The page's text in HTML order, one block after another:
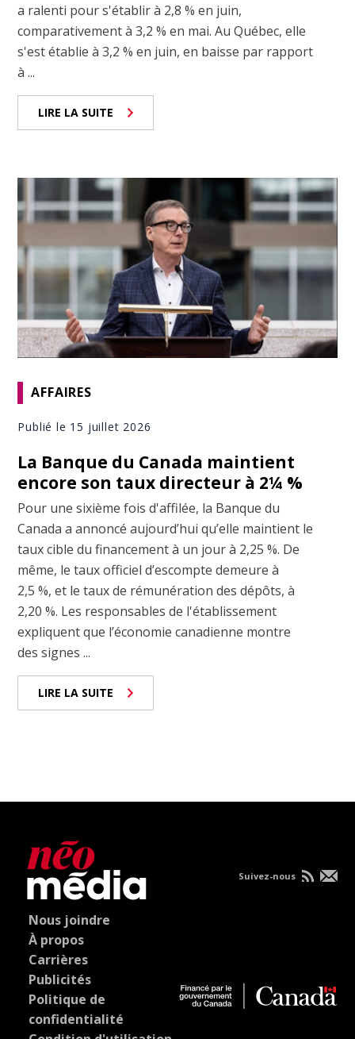
a ralenti pour s'établir à 2,8 % en juin,
comparativement à 3,2 % en mai. Au Québec, elle
s'est établie à 3,2 % en juin, en baisse par rapport
à ...
LIRE LA SUITE
AFFAIRES
Publié le 15 juillet 2026
La Banque du Canada maintient
encore son taux directeur à 2¼ %
Pour une sixième fois d'affilée, la Banque du
Canada a annoncé aujourd’hui qu’elle maintient le
taux cible du financement à un jour à 2,25 %. De
même, le taux officiel d’escompte demeure à
2,5 %, et le taux de rémunération des dépôts, à
2,20 %. Les responsables de l'établissement
expliquent que l’économie canadienne montre
des signes ...
LIRE LA SUITE
Nous joindre
À propos
Carrières
Publicités
Politique de
confidentialité
Suivez-nous